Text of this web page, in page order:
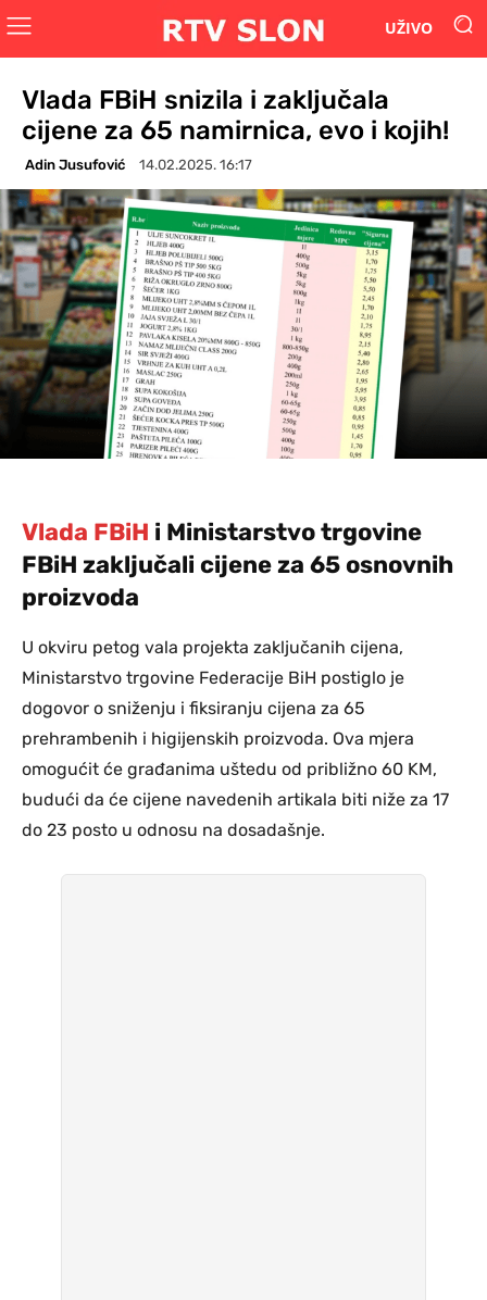
UŽIVO
Vlada FBiH snizila i zaključala
cijene za 65 namirnica, evo i kojih!
Adin Jusufović 14.02.2025. 16:17
Vlada FBiH i Ministarstvo trgovine
FBiH zaključali cijene za 65 osnovnih
proizvoda
U okviru petog vala projekta zaključanih cijena,
Ministarstvo trgovine Federacije BiH postiglo je
dogovor o sniženju i fiksiranju cijena za 65
prehrambenih i higijenskih proizvoda. Ova mjera
omogućit će građanima uštedu od približno 60 KM,
budući da će cijene navedenih artikala biti niže za 17
do 23 posto u odnosu na dosadašnje.